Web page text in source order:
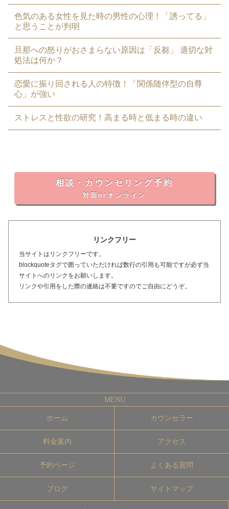
色気のある女性を見た時の男性の心理！「誘ってる」
と思うことが判明
旦那への怒りがおさまらない原因は「反芻」 適切な対
処法は何か？
恋愛に振り回される人の特徴！「関係随伴型の自尊
心」が強い
ストレスと性欲の研究！高まる時と低まる時の違い
相談・カウンセリング予約
対面orオンライン
リンクフリー
当サイトはリンクフリーです。
blockquoteタグで囲っていただければ数行の引用も可能ですが必ず当
サイトへのリンクをお願いします。
リンクや引用をした際の連絡は不要ですのでご自由にどうぞ。
ホーム カウンセラー
料金案内 アクセス
予約ページ よくある質問
ブログ サイトマップ